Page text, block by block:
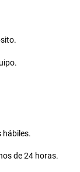
hábiles.
de 24 horas.